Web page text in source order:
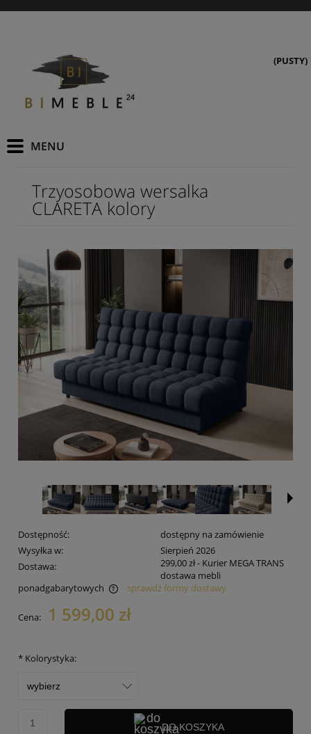
(PUSTY)
Trzyosobowa wersalka
CLARETA kolory
Dostępność:
dostępny na zamówienie
Wysyłka w:
Sierpień 2026
Dostawa:
299,00 zł- Kurier MEGA TRANS
dostawa mebli
ponadgabarytowych
sprawdź formy dostawy
Cena: 1 599,00 zł
* Kolorystyka:
DO KOSZYKA